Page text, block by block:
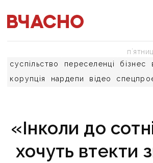
суспільство переселенці бізнес
корупція
нардепи відео
«Інколи до
хочуть втекти